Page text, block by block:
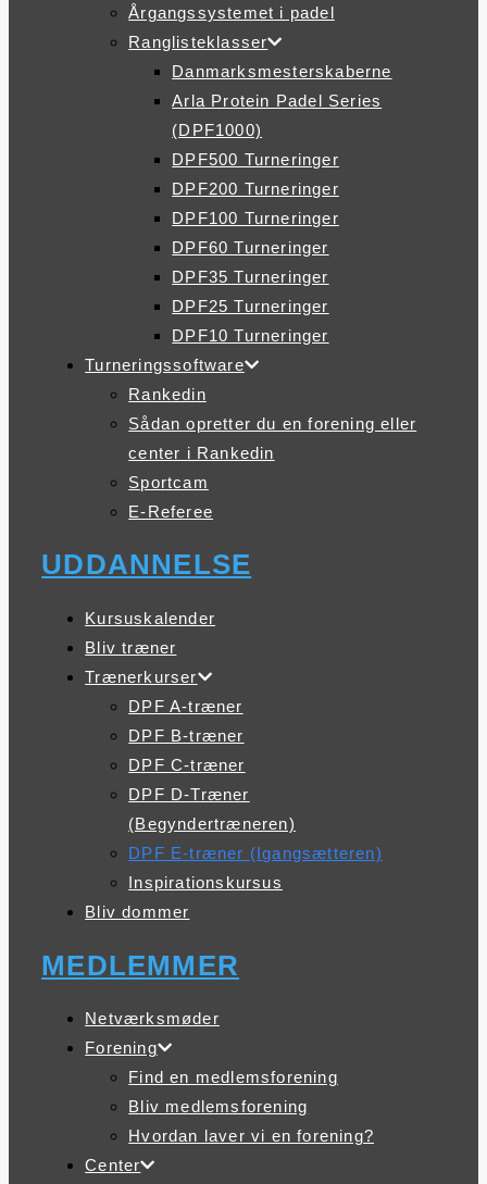
Årgangssystemet i padel
Ranglisteklasser
Danmarksmesterskaberne
Arla Protein Padel Series
(DPF1000)
DPF500 Turneringer
DPF200 Turneringer
DPF100 Turneringer
DPF60 Turneringer
DPF35 Turneringer
DPF25 Turneringer
DPF10 Turneringer
Turneringssoftware
Rankedin
Sådan opretter du en forening eller
center i Rankedin
Sportcam
E-Referee
UDDANNELSE
Kursuskalender
Bliv træner
Trænerkurser
DPF A-træner
DPF B-træner
DPF C-træner
DPF D-Træner
(Begyndertræneren)
DPF E-træner (Igangsætteren)
Inspirationskursus
Bliv dommer
MEDLEMMER
Netværksmøder
Forening
Find en medlemsforening
Bliv medlemsforening
Hvordan laver vi en forening?
Center